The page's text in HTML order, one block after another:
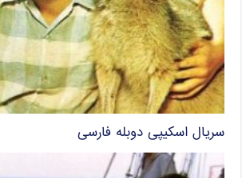
سریال اسکیپی دوبله فارسی